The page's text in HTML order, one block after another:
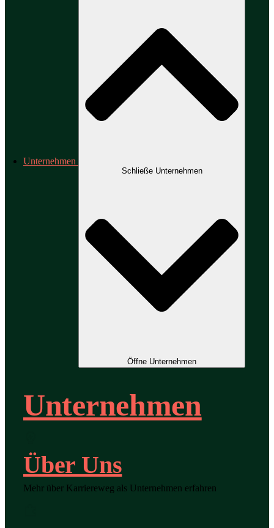
Unternehmen
Schließe Unternehmen
Öffne Unternehmen
Unternehmen
Über Uns
Mehr über Karriereweg als Unternehmen erfahren